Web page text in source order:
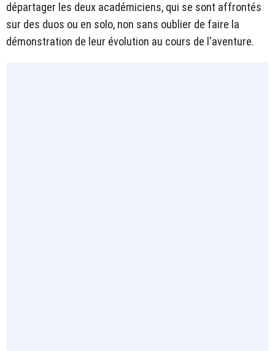
départager les deux académiciens, qui se sont affrontés
sur des duos ou en solo, non sans oublier de faire la
démonstration de leur évolution au cours de l'aventure.